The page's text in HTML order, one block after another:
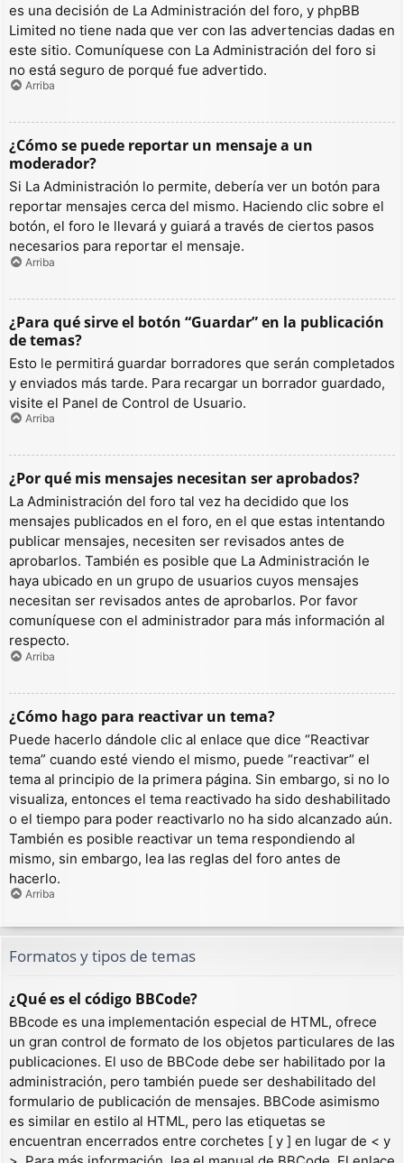
es una decisión de La Administración del foro, y phpBB
Limited no tiene nada que ver con las advertencias dadas en
este sitio. Comuníquese con La Administración del foro si
no está seguro de porqué fue advertido.
Arriba
¿Cómo se puede reportar un mensaje a un
moderador?
Si La Administración lo permite, debería ver un botón para
reportar mensajes cerca del mismo. Haciendo clic sobre el
botón, el foro le llevará y guiará a través de ciertos pasos
necesarios para reportar el mensaje.
Arriba
¿Para qué sirve el botón “Guardar” en la publicación
de temas?
Esto le permitirá guardar borradores que serán completados
y enviados más tarde. Para recargar un borrador guardado,
visite el Panel de Control de Usuario.
Arriba
¿Por qué mis mensajes necesitan ser aprobados?
La Administración del foro tal vez ha decidido que los
mensajes publicados en el foro, en el que estas intentando
publicar mensajes, necesiten ser revisados antes de
aprobarlos. También es posible que La Administración le
haya ubicado en un grupo de usuarios cuyos mensajes
necesitan ser revisados antes de aprobarlos. Por favor
comuníquese con el administrador para más información al
respecto.
Arriba
¿Cómo hago para reactivar un tema?
Puede hacerlo dándole clic al enlace que dice “Reactivar
tema” cuando esté viendo el mismo, puede “reactivar” el
tema al principio de la primera página. Sin embargo, si no lo
visualiza, entonces el tema reactivado ha sido deshabilitado
o el tiempo para poder reactivarlo no ha sido alcanzado aún.
También es posible reactivar un tema respondiendo al
mismo, sin embargo, lea las reglas del foro antes de
hacerlo.
Arriba
Formatos y tipos de temas
¿Qué es el código BBCode?
BBcode es una implementación especial de HTML, ofrece
un gran control de formato de los objetos particulares de las
publicaciones. El uso de BBCode debe ser habilitado por la
administración, pero también puede ser deshabilitado del
formulario de publicación de mensajes. BBCode asimismo
es similar en estilo al HTML, pero las etiquetas se
encuentran encerrados entre corchetes [ y ] en lugar de < y